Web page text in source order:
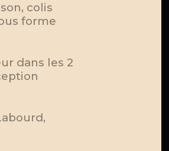
colis
forme
dans les 2